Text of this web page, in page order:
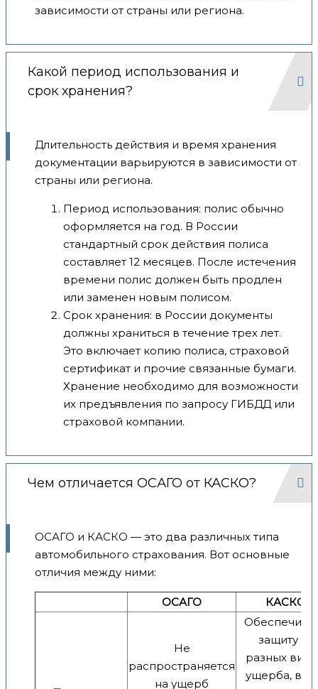
зависимости от страны или региона.
Какой период использования и
срок хранения?
Длительность действия и время хранения
документации варьируются в зависимости от
страны или региона.
Период использования: полис обычно
оформляется на год. В России
стандартный срок действия полиса
составляет 12 месяцев. После истечения
времени полис должен быть продлен
или заменен новым полисом.
Срок хранения: в России документы
должны храниться в течение трех лет.
Это включает копию полиса, страховой
сертификат и прочие связанные бумаги.
Хранение необходимо для возможности
их предъявления по запросу ГИБДД или
страховой компании.
Чем отличается ОСАГО от КАСКО?
ОСАГО и КАСКО — это два различных типа
автомобильного страхования. Вот основные
отличия между ними:
ОСАГО КАСКО
Не
распространяется
на ущерб
защиту от
разных
ущерба, в